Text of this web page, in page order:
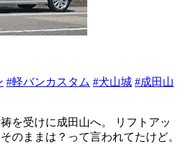
#軽バンカスタム #犬山城 #成田山
を受けに成田山へ。 リフトアッ
のままは？って言われてたけど。